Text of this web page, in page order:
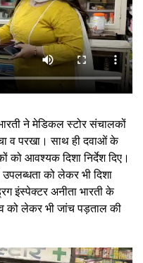
ने मेडिकल स्टोर संचालकों
व परखा। साथ ही दवाओं के
आवश्यक दिशा निर्देश दिए।
को लेकर भी दिशा
इंस्पेक्टर अनीता भारती के
को लेकर भी जांच पड़ताल की